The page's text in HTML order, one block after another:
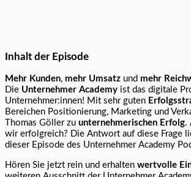
Inhalt der Episode
Mehr Kunden, mehr Umsatz und mehr
Die Unternehmer Academy ist das digitale
Unternehmer:innen! Mit sehr guten
Bereichen Positionierung, Marketing und
Thomas Göller zu unternehmerischen Erfolg.
wir erfolgreich? Die Antwort auf diese Frage
dieser Episode des Unternehmer Academy
Hören Sie jetzt rein und erhalten wertvolle